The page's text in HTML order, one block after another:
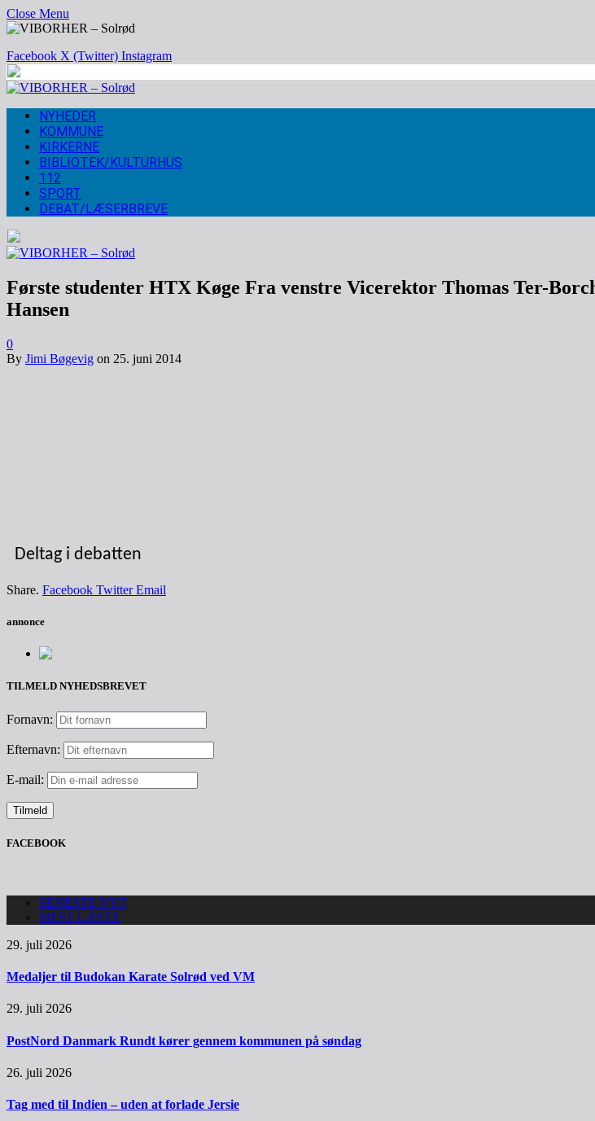
Close Menu
Facebook X (Twitter) Instagram
NYHEDER
KOMMUNE
KIRKERNE
BIBLIOTEK/KULTURHUS
112
SPORT
DEBAT/LÆSERBREVE
Første studenter HTX Køge Fra venstre Vicerektor Thomas Ter-
Hansen
0
By Jimi Bøgevig on 25. juni 2014
Deltag i debatten
Share. Facebook Twitter Email
annonce
TILMELD NYHEDSBREVET
Fornavn:
Efternavn:
E-mail:
FACEBOOK
SENESTE NYT
MEST LÆSTE
29. juli 2026
Medaljer til Budokan Karate Solrød ved VM
29. juli 2026
PostNord Danmark Rundt kører gennem kommunen på søndag
26. juli 2026
Tag med til Indien – uden at forlade Jersie